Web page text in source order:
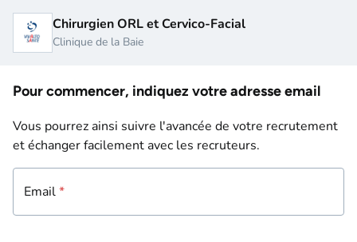
Chirurgien ORL et Cervico-Facial
Clinique de la Baie
Pour commencer, indiquez votre adresse email
Vous pourrez ainsi suivre l'avancée de votre recrutement
et échanger facilement avec les recruteurs.
Email*